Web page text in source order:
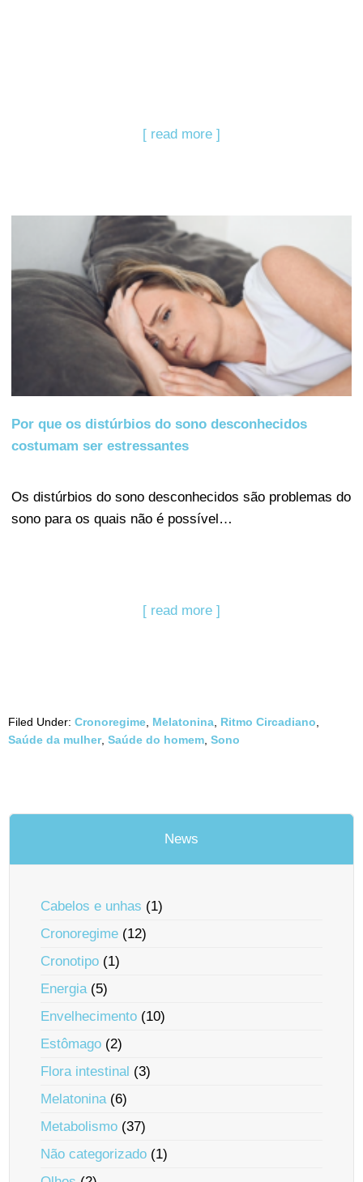
[ read more ]
Por que os distúrbios do sono desconhecidos
costumam ser estressantes
Os distúrbios do sono desconhecidos são problemas do
sono para os quais não é possível…
[ read more ]
Filed Under: Cronoregime Melatonina Ritmo Circadiano
Saúde da mulher, Saúde do homem Sono
News
Cabelos e unhas (1)
Cronoregime (12)
Cronotipo (1)
Energia(5)
Envelhecimento (10)
Estômago (2)
Flora intestinal (3)
Melatonina(6)
Metabolismo (37)
Não categorizado (1)